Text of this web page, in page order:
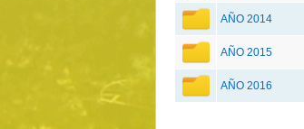
AÑO 2014
AÑO 2015
AÑO 2016